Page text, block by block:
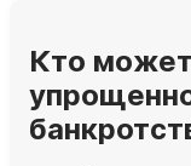
Кто может